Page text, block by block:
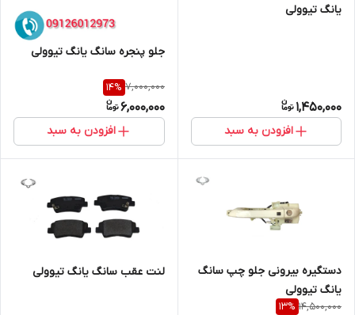
یانگ تیوولی
1,450,000
افزودن به سبد
جلو پنجره سانگ یانگ تیوولی
7,000,000
14%
6,000,000
افزودن به سبد
دستگیره بیرونی جلو چپ سانگ
یانگ تیوولی
14,500,000
13%
لنت عقب سانگ یانگ تیوولی